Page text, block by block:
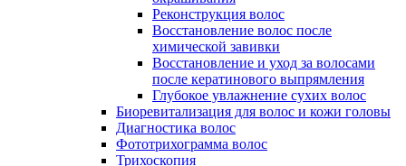
Реконструкция волос
Восстановление волос после
химической завивки
Восстановление и уход за волосами
после кератинового выпрямления
Глубокое увлажнение сухих волос
Биоревитализация для волос и кожи головы
Диагностика волос
Фототрихограмма волос
Трихоскопия